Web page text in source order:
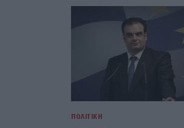
ΠΟΛΙΤΙΚΉ